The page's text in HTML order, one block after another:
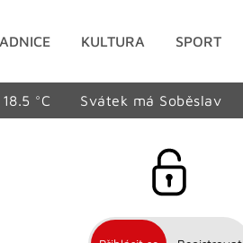
KULTURA SPORT
°C Svátek má Soběslav